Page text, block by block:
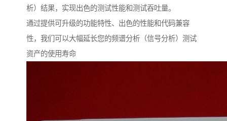
析）结果，实现出色的测试性能和测试吞吐量。
通过提供可升级的功能特性、出色的性能和代码兼容
性，我们可以大幅延长您的频谱分析（信号分析）测试
资产的使用寿命